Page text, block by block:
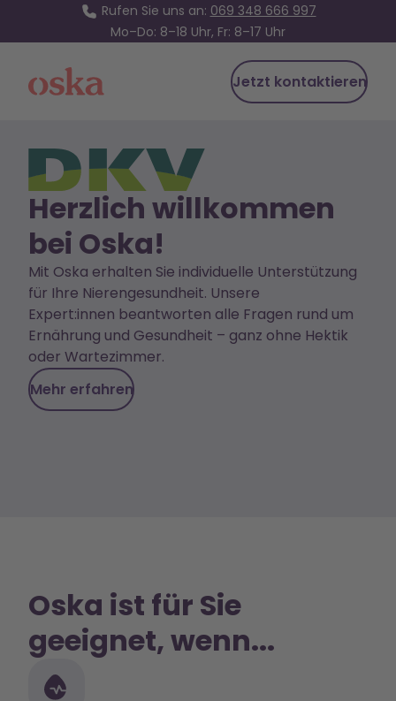
Rufen Sie uns an: 069 348 666 997
Mo–Do: 8–18 Uhr, Fr: 8–17 Uhr
Oska Health Jetzt kontaktieren
Herzlich willkommen
bei Oska!
Mit Oska erhalten Sie individuelle Unterstützung
für Ihre Nierengesundheit. Unsere
Expert:innen beantworten alle Fragen rund um
Ernährung und Gesundheit – ganz ohne Hektik
oder Wartezimmer.
Mehr erfahren
Oska ist für Sie
geeignet, wenn...